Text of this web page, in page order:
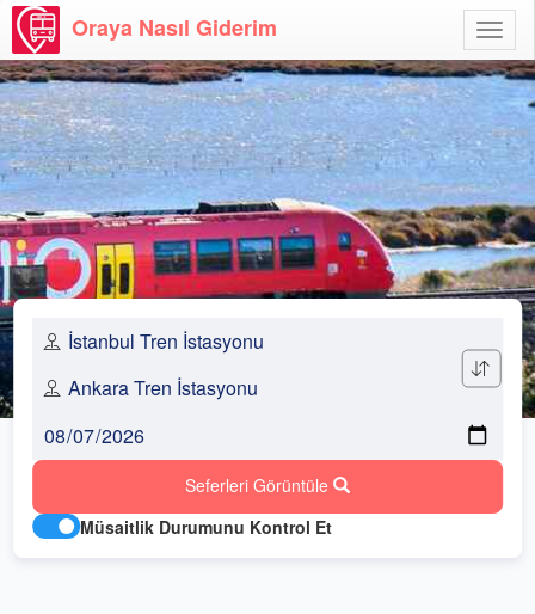
Aç
Oraya Nasıl Giderim
Seferleri Görüntüle
Müsaitlik Durumunu Kontrol Et